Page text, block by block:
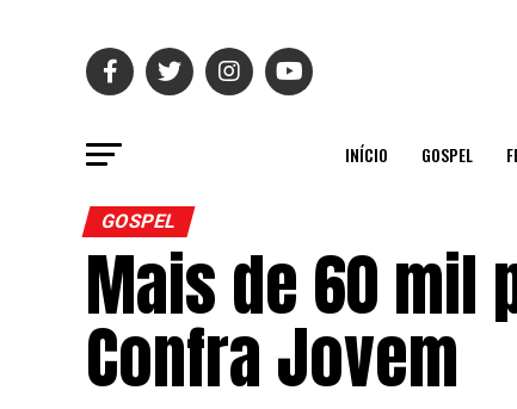
INÍCIO GOSPEL
GOSPEL
Mais de 60 mil
Confra Jovem